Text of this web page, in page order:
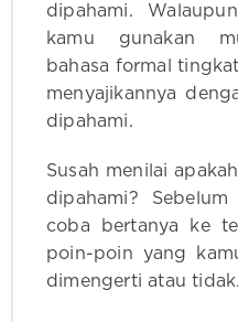
dipahami.
kamu gunakan
bahasa formal
menyajikannya
dipahami.
Susah menilai
dipahami?
coba bertanya ke
poin-poin yang
dimengerti atau tidak.